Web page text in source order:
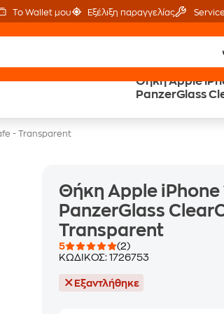
Το Wallet μου Εξέλιξη παραγγελίας
Θήκη Apple
PanzerGlass
Trade &
- Transparent
Θήκη Apple iPhone
PanzerGlass
Transparent
5
(2)
ΚΩΔΙΚΟΣ:1726753
Εξαντλήθηκε